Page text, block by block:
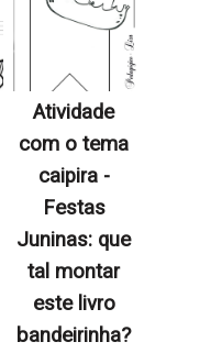
Atividade
com o tema
caipira -
Festas
Juninas: que
tal montar
este livro
bandeirinha?